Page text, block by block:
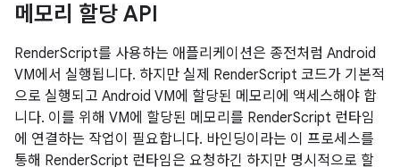
메모리 할당 API
RenderScript를 사용하는 애플리케이션은 종전처럼 Android
VM에서 실행됩니다. 하지만 실제 RenderScript 코드가 기본적
으로 실행되고 Android VM에 할당된 메모리에 액세스해야 합
니다. 이를 위해 VM에 할당된 메모리를 RenderScript 런타임
에 연결하는 작업이 필요합니다. 바인딩이라는 이 프로세스를
통해 RenderScript 런타임은 요청하긴 하지만 명시적으로 할